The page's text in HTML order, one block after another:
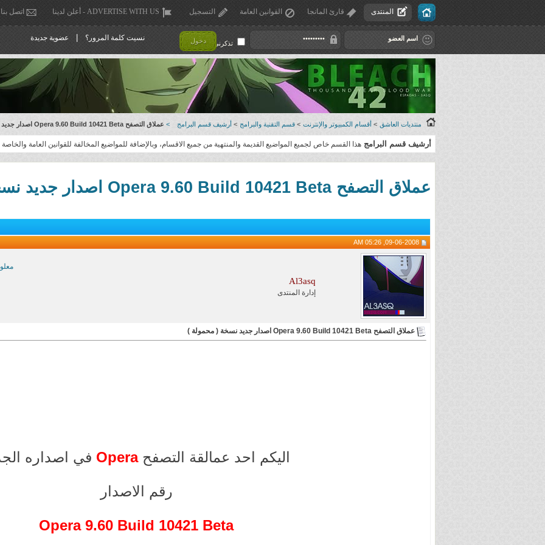
المنتدى قارئ المانجا القوانين العامة التسجيل ADVERTISE WITH US - أعلن لدينا اتصل بنا
تذكرني ! دخول نسيت كلمة المرور؟ عضوية جديدة
منتديات العاشق > أقسام الكمبيوتر والإنترنت > قسم التقنية والبرامج > أرشيف قسم البرامج > عملاق التصفح Opera 9.60 Build 10421 Beta اصدار جديد نسخة ( محمولة )
أرشيف قسم البرامج هذا القسم خاص لجميع المواضيع القديمة والمنتهية من جميع الاقسام، وبالإضافة للمواضيع المخالفة للقوانين العامة والخاصة
عملاق التصفح Opera 9.60 Build 10421 Beta اصدار جديد نسخة ( محمولة )
Al3asq
إدارة المنتدى
عملاق التصفح Opera 9.60 Build 10421 Beta اصدار جديد نسخة ( محمولة )
اليكم احد عمالقة التصفح Opera في اصداره
رقم الاصدار
Opera 9.60 Build 10421 Beta